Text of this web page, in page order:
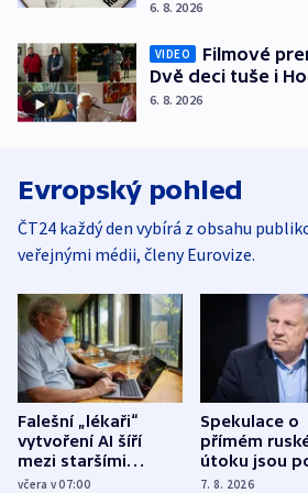
6. 8. 2026
VIDEO
Filmové
Dvě deci tuše i
6. 8. 2026
Evropský pohled
ČT24 každý den vybírá z obsahu
veřejnými médii, členy Eurovize.
Falešní „lékaři“
vytvoření AI šíří
mezi staršími
Poláky nebezpečné
včera v 07:00
Spekulace o
přímém
útoku jsou
míní estonský
7. 8. 2026